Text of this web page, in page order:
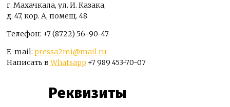
г. Махачкала, ул. И. Казака,
д. 47, кор. А, помещ. 48
Телефон: +7 (8722) 56-90-47
E-mail: pressa2mi@mail.ru
Написать вWhatsapp +7 989 453-70-07
Реквизиты